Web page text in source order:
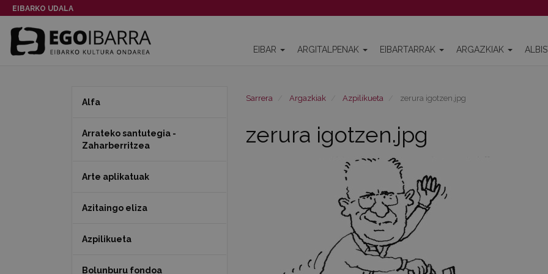
EIBARKO UDALA
EIBAR ARGITALPENAK EIBARTARRAK ARGAZKIAK
Sarrera Argazkiak Azpilikueta zerura igotzen.jpg
zerura igotzen.jpg
Alfa
Arrateko santutegia -
Zaharberritzea
Arte aplikatuak
Azitaingo eliza
Azpilikueta
Bolunburu fondoa